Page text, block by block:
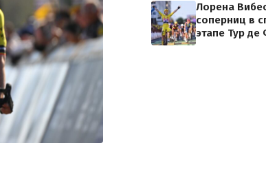
Лорена
соперниц в
этапе Тур